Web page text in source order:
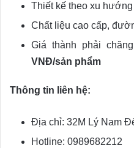
Thiết kế theo xu
Chất liệu cao cấp,
Giá thành phải
VNĐ/sản phẩm
Thông tin liên hệ:
Địa chỉ: 32M Lý Nam
Hotline: 0989682212